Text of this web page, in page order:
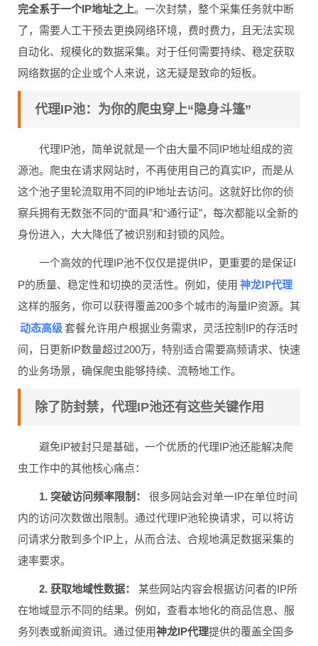
完全系于一个IP地址之上。一次封禁，整个采集任务就中断
了，需要人工干预去更换网络环境，费时费力，且无法实现
自动化、规模化的数据采集。对于任何需要持续、稳定获取
网络数据的企业或个人来说，这无疑是致命的短板。
代理IP池：为你的爬虫穿上“隐身斗篷”
代理IP池，简单说就是一个由大量不同IP地址组成的资
源池。爬虫在请求网站时，不再使用自己的真实IP，而是从
这个池子里轮流取用不同的IP地址去访问。这就好比你的侦
察兵拥有无数张不同的“面具”和“通行证”，每次都能以全新的
身份进入，大大降低了被识别和封锁的风险。
一个高效的代理IP池不仅仅是提供IP，更重要的是保证I
P的质量、稳定性和切换的灵活性。例如，使用 神龙IP代理
这样的服务，你可以获得覆盖200多个城市的海量IP资源。其
动态高级 套餐允许用户根据业务需求，灵活控制IP的存活时
间，日更新IP数量超过200万，特别适合需要高频请求、快速
的业务场景，确保爬虫能够持续、流畅地工作。
除了防封禁，代理IP池还有这些关键作用
避免IP被封只是基础，一个优质的代理IP池还能解决爬
虫工作中的其他核心痛点：
1. 突破访问频率限制：
很多网站会对单一IP在单位时间
内的访问次数做出限制。通过代理IP池轮换请求，可以将访
问请求分散到多个IP上，从而合法、合规地满足数据采集的
速率要求。
2. 获取地域性数据：
某些网站内容会根据访问者的IP所
在地域显示不同的结果。例如，查看本地化的商品信息、服
务列表或新闻资讯。通过使用神龙IP代理提供的覆盖全国多